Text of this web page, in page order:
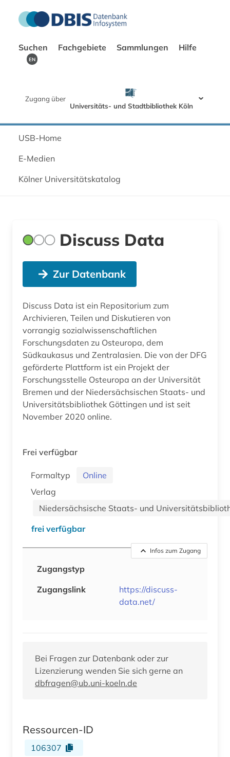
Suchen Fachgebiete Sammlungen Hilfe
EN
Zugang über
Universitäts- und Stadtbibliothek Köln
USB-Home
E-Medien
Kölner Universitätskatalog
Discuss Data
Zur Datenbank
Discuss Data ist ein Repositorium zum
Archivieren, Teilen und Diskutieren von
vorrangig sozialwissenschaftlichen
Forschungsdaten zu Osteuropa, dem
Südkaukasus und Zentralasien. Die von der DFG
geförderte Plattform ist ein Projekt der
Forschungsstelle Osteuropa an der Universität
Bremen und der Niedersächsischen Staats- und
Universitätsbibliothek Göttingen und ist seit
November 2020 online.
Frei verfügbar
Formaltyp
Online
Verlag
Niedersächsische Staats- und
frei verfügbar
Infos zum Zugang
Zugangstyp
Zugangslink
https://discuss-
data.net/
Bei Fragen zur Datenbank oder zur
Lizenzierung wenden Sie sich gerne an
dbfragen@ub.uni-koeln.de
Ressourcen-ID
106307